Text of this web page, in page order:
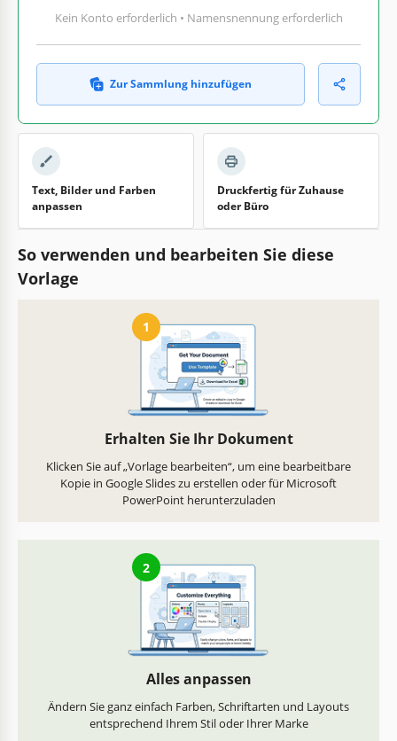
Kein Konto erforderlich • Namensnennung erforderlich
Zur Sammlung hinzufügen
Text, Bilder und Farben
anpassen
Druckfertig für Zuhause
oder Büro
So verwenden und bearbeiten Sie diese
Vorlage
1
Erhalten Sie Ihr Dokument
Klicken Sie auf „Vorlage bearbeiten“, um eine bearbeitbare
Kopie in Google Slides zu erstellen oder für Microsoft
PowerPoint herunterzuladen
2
Alles anpassen
Ändern Sie ganz einfach Farben, Schriftarten und Layouts
entsprechend Ihrem Stil oder Ihrer Marke